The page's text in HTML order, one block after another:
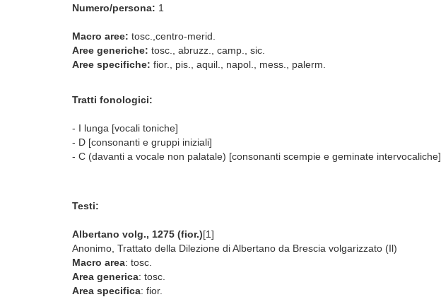
Numero/persona: 1
Macro aree: tosc.,centro-merid.
Aree generiche: tosc., abruzz., camp., sic.
Aree specifiche: fior., pis., aquil., napol., mess., palerm.
Tratti fonologici:
- I lunga [vocali toniche]
- D [consonanti e gruppi iniziali]
- C (davanti a vocale non palatale) [consonanti scempie e geminate intervocaliche]
Testi:
Albertano volg., 1275 (fior.)[1]
Anonimo, Trattato della Dilezione di Albertano da Brescia volgarizzato (Il)
Macro area: tosc.
Area generica: tosc.
Area specifica: fior.